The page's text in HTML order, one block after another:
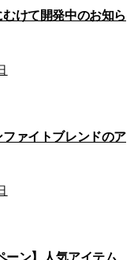
けて開発中のお知ら
ァイトブレンドのア